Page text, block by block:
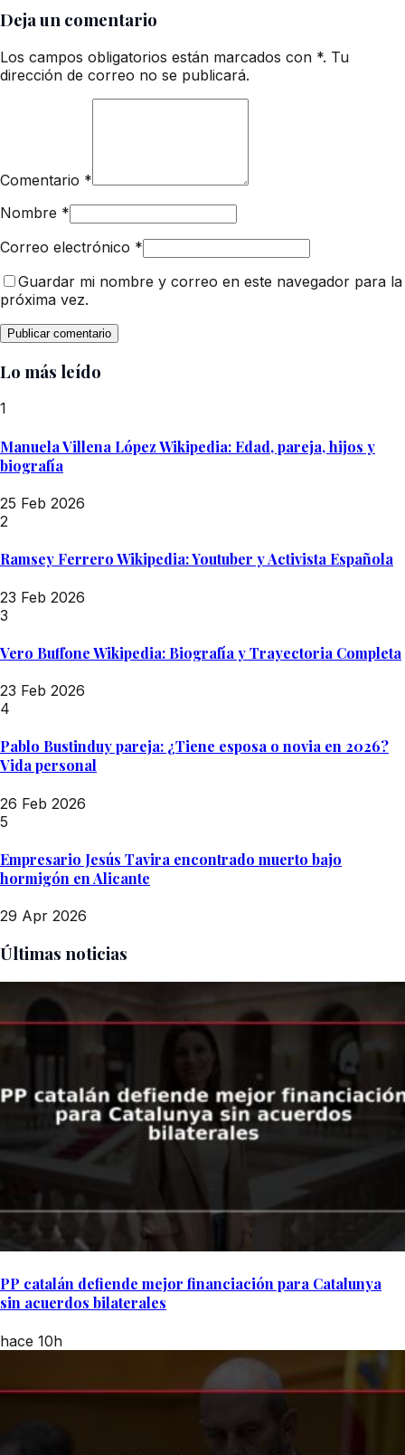
Deja un comentario
Los campos obligatorios están marcados con *. Tu
dirección de correo no se publicará.
Comentario *
Nombre *
Correo electrónico *
Guardar mi nombre y correo en este navegador para la
próxima vez.
Lo más leído
1
Manuela Villena López Wikipedia: Edad, pareja, hijos y
biografía
25 Feb 2026
2
Ramsey Ferrero Wikipedia: Youtuber y Activista Española
23 Feb 2026
3
Vero Buffone Wikipedia: Biografía y Trayectoria Completa
23 Feb 2026
4
Pablo Bustinduy pareja: ¿Tiene esposa o novia en 2026?
Vida personal
26 Feb 2026
5
Empresario Jesús Tavira encontrado muerto bajo
hormigón en Alicante
29 Apr 2026
Últimas noticias
PP catalán defiende mejor financiación para Catalunya
sin acuerdos bilaterales
hace 10h